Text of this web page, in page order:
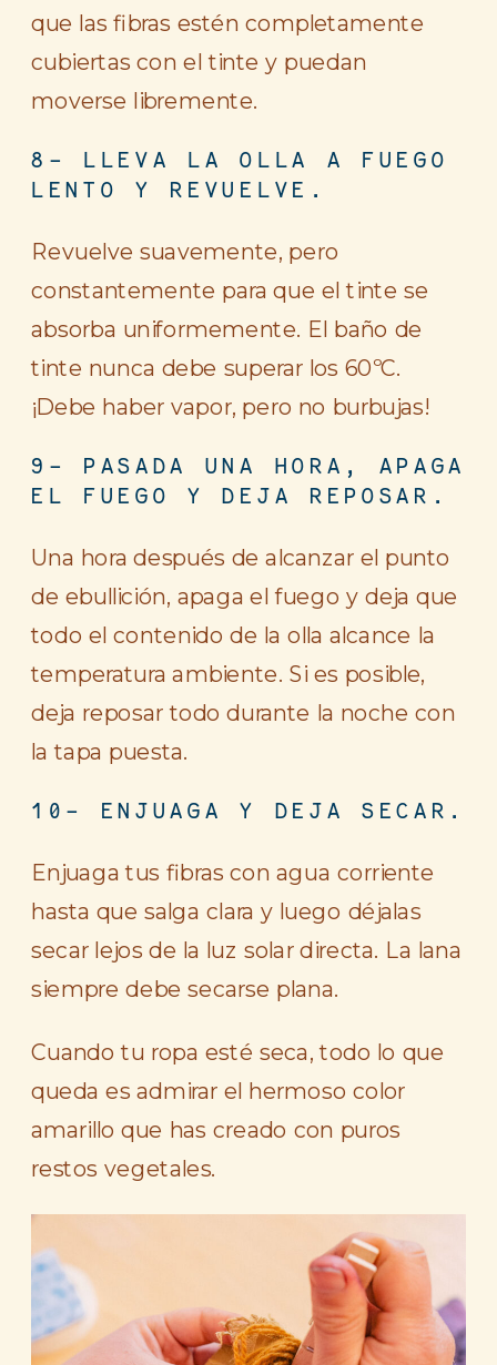
que las fibras estén completamente
cubiertas con el tinte y puedan
moverse libremente.
8- LLEVA LA OLLA A FUEGO
LENTO Y REVUELVE.
Revuelve suavemente, pero
constantemente para que el tinte se
absorba uniformemente. El baño de
tinte nunca debe superar los 60ºC.
¡Debe haber vapor, pero no burbujas!
9- PASADA UNA HORA, APAGA
EL FUEGO Y DEJA REPOSAR.
Una hora después de alcanzar el punto
de ebullición, apaga el fuego y deja que
todo el contenido de la olla alcance la
temperatura ambiente. Si es posible,
deja reposar todo durante la noche con
la tapa puesta.
10- ENJUAGA Y DEJA SECAR.
Enjuaga tus fibras con agua corriente
hasta que salga clara y luego déjalas
secar lejos de la luz solar directa. La lana
siempre debe secarse plana.
Cuando tu ropa esté seca, todo lo que
queda es admirar el hermoso color
amarillo que has creado con puros
restos vegetales.